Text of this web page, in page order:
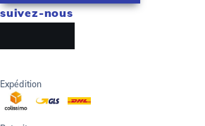
suivez-nous
Expédition